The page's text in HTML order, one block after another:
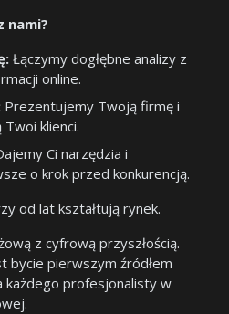
nami?
Łączymy dogłębne analizy z
online.
Prezentujemy Twoją firmę i
klienci.
Ci narzędzia i
o krok przed konkurencją.
od lat kształtują rynek.
z cyfrową przyszłością.
bycie pierwszym źródłem
każdego profesjonalisty w